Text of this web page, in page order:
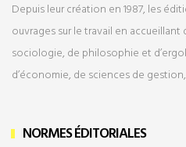
Depuis leur création en 1987, les
ouvrages sur le travail en
sociologie, de philosophie et
d’économie, de sciences de
NORMES ÉDITORIALES